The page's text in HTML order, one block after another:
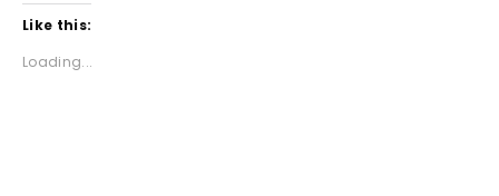
Like this:
Loading...